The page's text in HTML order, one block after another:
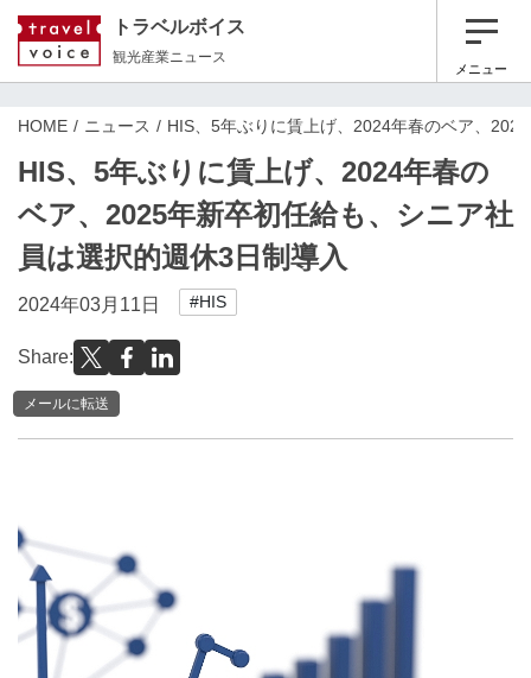
トラベルボイス
観光産業ニュース
メニュー
HOME ニュース HIS、5年ぶりに賃上げ、2024年春のベア、
HIS、5年ぶりに賃上げ、2024年春の
ベア、2025年新卒初任給も、シニア社
員は選択的週休3日制導入
2024年03月11日 #HIS
Share:
メールに転送